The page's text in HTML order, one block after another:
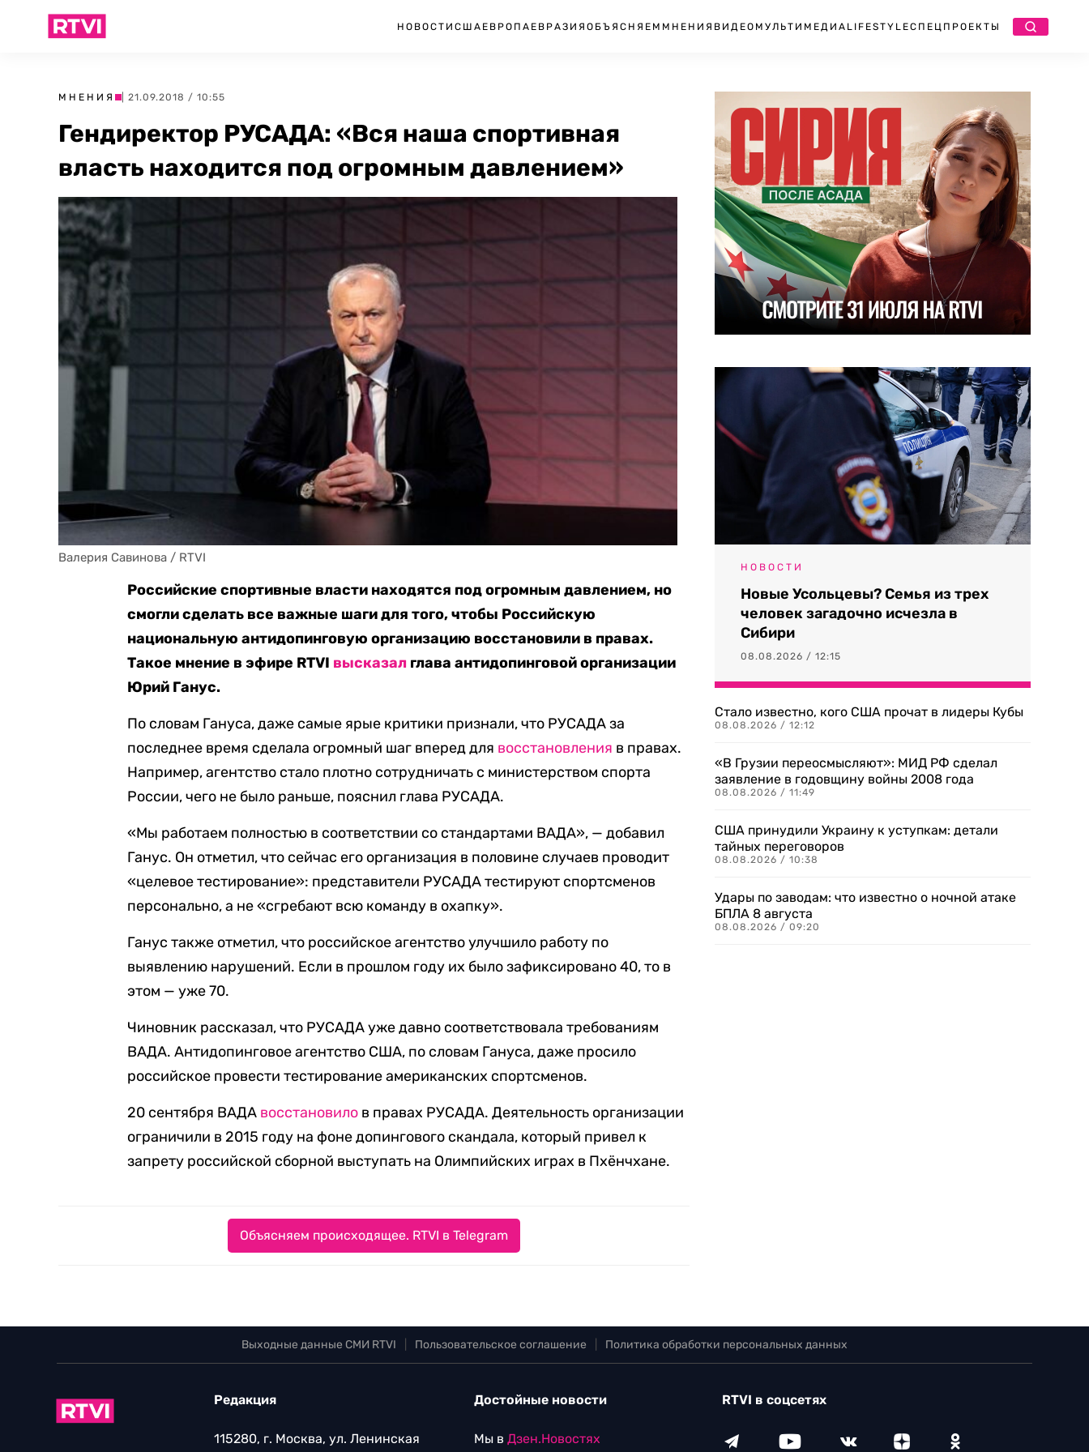
НОВОСТИ США ЕВРОПА ЕВРАЗИЯ ОБЪЯСНЯЕМ МНЕНИЯ ВИДЕО МУЛЬТИМЕДИА LIFESTYLEСПЕЦПРОЕКТЫ
МНЕНИЯ | 21.09.2018 / 10:55
Гендиректор РУСАДА: «Вся наша спортивная
власть находится под огромным давлением»
Валерия Савинова / RTVI
Российские спортивные власти находятся под огромным давлением, но
смогли сделать все важные шаги для того, чтобы Российскую
национальную антидопинговую организацию восстановили в правах.
Такое мнение в эфире RTVI высказал глава антидопинговой организации
Юрий Ганус.
По словам Гануса, даже самые ярые критики признали, что РУСАДА за
последнее время сделала огромный шаг вперед для восстановления в правах.
Например, агентство стало плотно сотрудничать с министерством спорта
России, чего не было раньше, пояснил глава РУСАДА.
«Мы работаем полностью в соответствии со стандартами ВАДА», — добавил
Ганус. Он отметил, что сейчас его организация в половине случаев проводит
«целевое тестирование»: представители РУСАДА тестируют спортсменов
персонально, а не «сгребают всю команду в охапку».
Ганус также отметил, что российское агентство улучшило работу по
выявлению нарушений. Если в прошлом году их было зафиксировано 40, то в
этом — уже 70.
Чиновник рассказал, что РУСАДА уже давно соответствовала требованиям
ВАДА. Антидопинговое агентство США, по словам Гануса, даже просило
российское провести тестирование американских спортсменов.
20 сентября ВАДА восстановило в правах РУСАДА. Деятельность организации
ограничили в 2015 году на фоне допингового скандала, который привел к
запрету российской сборной выступать на Олимпийских играх в Пхёнчхане.
Объясняем происходящее. RTVI в Telegram
НОВОСТИ
Новые Усольцевы? Семья из трех
человек загадочно исчезла в
Сибири
08.08.2026 / 12:15
Стало известно, кого США прочат в лидеры Кубы
08.08.2026 / 12:12
«В Грузии переосмысляют»: МИД РФ сделал
заявление в годовщину войны 2008 года
08.08.2026 / 11:49
США принудили Украину к уступкам: детали
тайных переговоров
08.08.2026 / 10:38
Удары по заводам: что известно о ночной атаке
БПЛА 8 августа
08.08.2026 / 09:20
Выходные данные СМИ RTVI Пользовательское соглашение Политика обработки персональных данных
Редакция
115280, г. Москва, ул. Ленинская
Достойные новости
Мы в Дзен.Новостях
RTVI в соцсетях